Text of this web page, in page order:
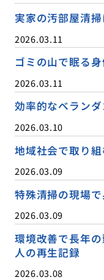
実家の汚部屋清
2026.03.11
ゴミの山で眠る
2026.03.11
効率的なベラン
2026.03.10
地域社会で取り
2026.03.09
特殊清掃の現場
2026.03.09
環境改善で長年
人の再生記録
2026.03.08